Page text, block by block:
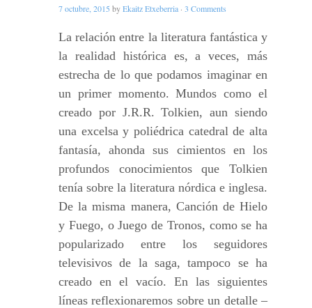
7 octubre, 2015 byEkaitz Etxeberria · 3 Comments
La relación entre la literatura fantástica y
la realidad histórica es, a veces, más
estrecha de lo que podamos imaginar en
un primer momento. Mundos como el
creado por J.R.R. Tolkien, aun siendo
una excelsa y poliédrica catedral de alta
fantasía, ahonda sus cimientos en los
profundos conocimientos que Tolkien
tenía sobre la literatura nórdica e inglesa.
De la misma manera, Canción de Hielo
y Fuego, o Juego de Tronos, como se ha
popularizado entre los seguidores
televisivos de la saga, tampoco se ha
creado en el vacío. En las siguientes
líneas reflexionaremos sobre un detalle –